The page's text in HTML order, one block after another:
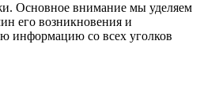
Основное внимание мы уделяем
его возникновения и
информацию со всех уголков